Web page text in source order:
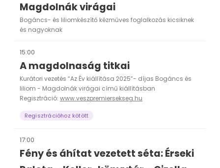
Magdolnák virágai
Bogáncs- és liliomkészítő kézműves foglalkozás kicsiknek
és nagyoknak
15:00
A magdolnaság titkai
Kurátori vezetés “Az Év kiállítása 2025”- díjas Bogáncs és
liliom - Magdolnák virágai című kiállításban
Regisztráció: www.veszpremiersekseg.hu
Regisztrációhoz kötött
17:00
Fény és áhítat vezetett séta: Érseki